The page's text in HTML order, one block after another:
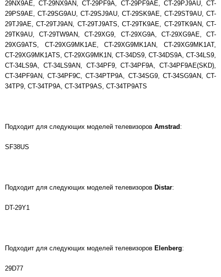
29NX9AE, CT-29NX9AN, CT-29PF9A, CT-29PF9AE, CT-29PJ9AU, CT-
29PS9AE, CT-29SG9AU, CT-29SJ9AU, CT-29SK9AE, CT-29ST9AU, CT-
29TJ9AE, CT-29TJ9AN, CT-29TJ9ATS, CT-29TK9AE, CT-29TK9AN, CT-
29TK9AU, CT-29TW9AN, CT-29XG9, CT-29XG9A, CT-29XG9AE, CT-
29XG9ATS, CT-29XG9MK1AE, CT-29XG9MK1AN, CT-29XG9MK1AT,
CT-29XG9MK1ATS, CT-29XG9MK1N, CT-34DS9, CT-34DS9A, CT-34LS9,
CT-34LS9A, CT-34LS9AN, CT-34PF9, CT-34PF9A, CT-34PF9AE(SKD),
CT-34PF9AN, CT-34PF9C, CT-34PTP9A, CT-34SG9, CT-34SG9AN, CT-
34TP9, CT-34TP9A, CT-34TP9AS, CT-34TP9ATS
Подходит для следующих моделей телевизоров Amstrad :
SF38US
Подходит для следующих моделей телевизоров Distar:
DT-29Y1
Подходит для следующих моделей телевизоров Elenberg:
29D77